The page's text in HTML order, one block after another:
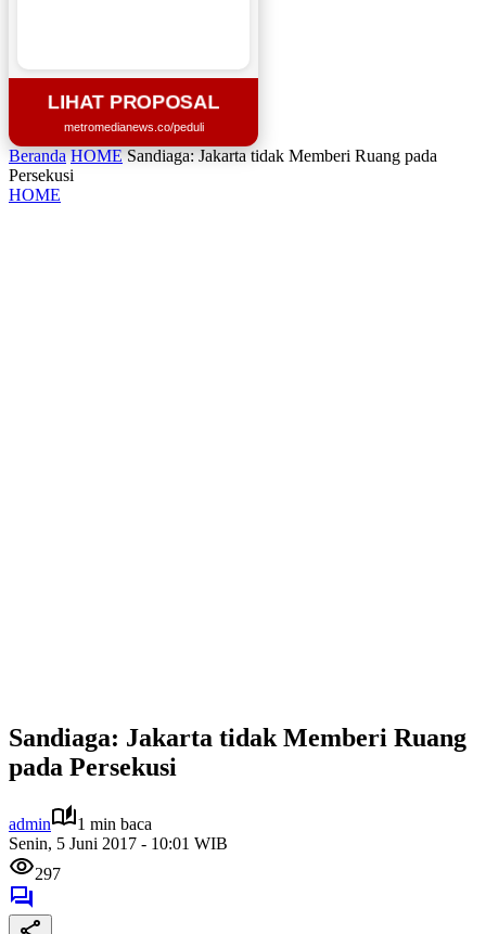
LIHAT PROPOSAL
metromedianews.co/peduli
Beranda HOME Sandiaga: Jakarta tidak Memberi Ruang pada
Persekusi
HOME
Sandiaga: Jakarta tidak Memberi Ruang
pada Persekusi
admin
1 min baca
Senin, 5 Juni 2017 - 10:01 WIB
297